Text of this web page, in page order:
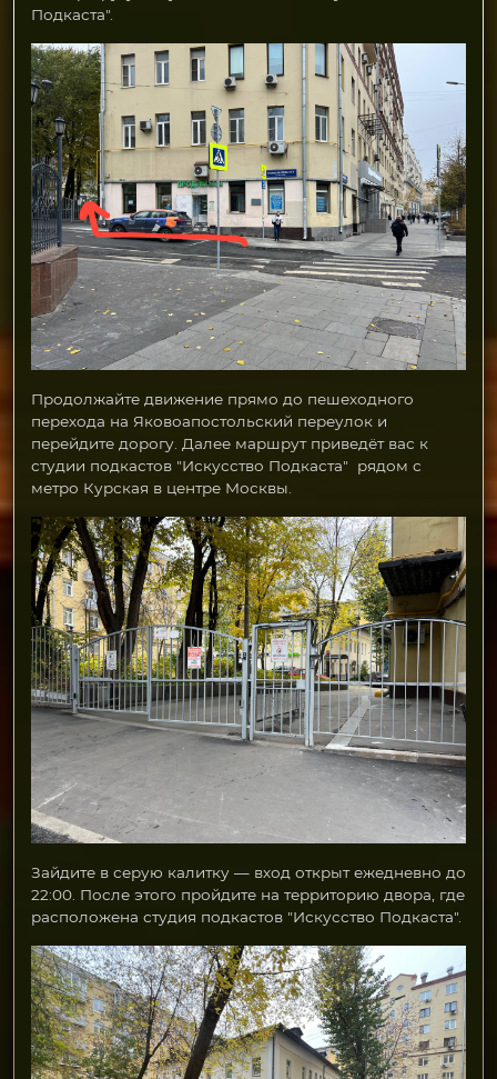
Подкаста".
Продолжайте движение прямо до пешеходного
перехода на Яковоапостольский переулок и
перейдите дорогу. Далее маршрут приведёт вас к
студии подкастов "Искусство Подкаста" рядом с
метро Курская в центре Москвы.
Зайдите в серую калитку — вход открыт ежедневно до
22:00. После этого пройдите на территорию двора, где
расположена студия подкастов "Искусство Подкаста".